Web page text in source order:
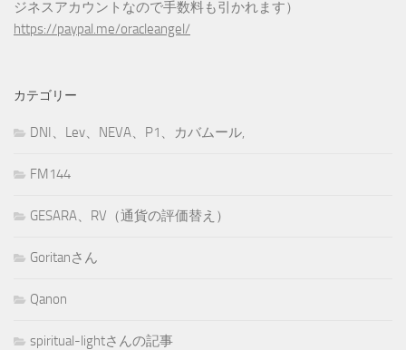
ジネスアカウントなので手数料も引かれます）
https://paypal.me/oracleangel/
カテゴリー
DNI、Lev、NEVA、P1、カバムール,
FM144
GESARA、RV（通貨の評価替え）
Goritanさん
Qanon
spiritual-lightさんの記事